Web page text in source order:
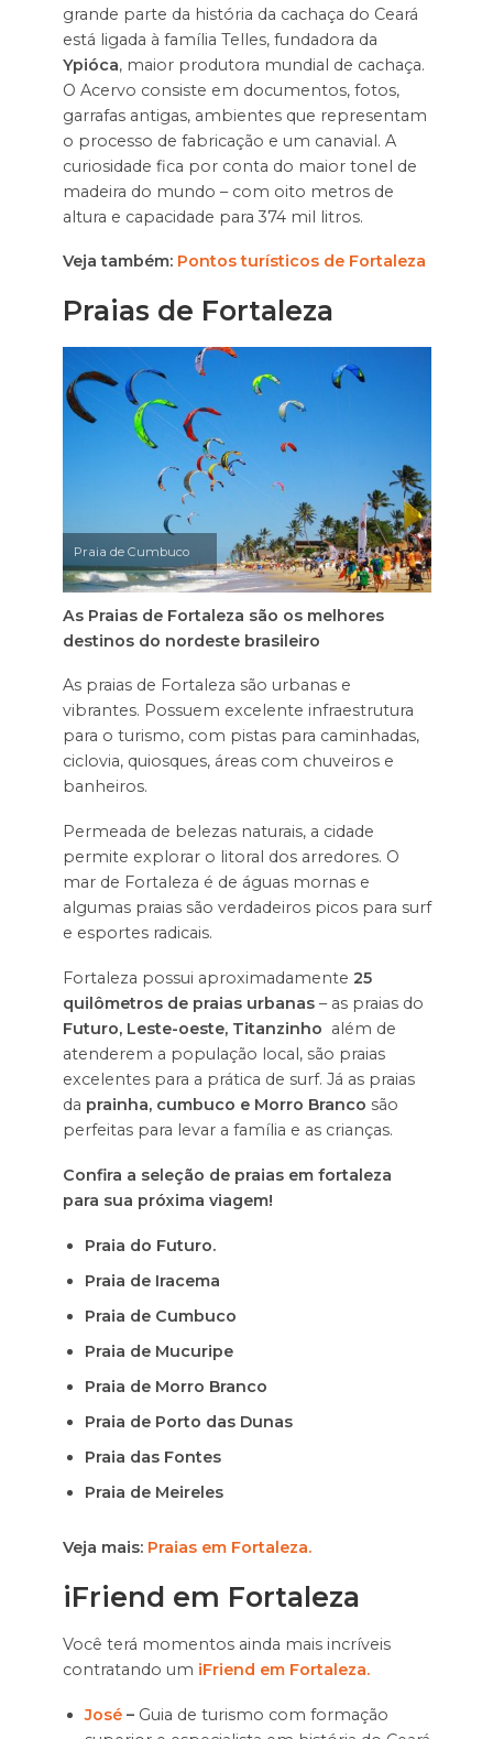
grande parte da história da cachaça do Ceará
está ligada à família Telles, fundadora da
Ypióca, maior produtora mundial de cachaça.
O Acervo consiste em documentos, fotos,
garrafas antigas, ambientes que representam
o processo de fabricação e um canavial. A
curiosidade fica por conta do maior tonel de
madeira do mundo – com oito metros de
altura e capacidade para 374 mil litros.
Veja também: Pontos turísticos de Fortaleza
Praias de Fortaleza
Praia de Cumbuco
As Praias de Fortaleza são os melhores
destinos do nordeste brasileiro
As praias de Fortaleza são urbanas e
vibrantes. Possuem excelente infraestrutura
para o turismo, com pistas para caminhadas,
ciclovia, quiosques, áreas com chuveiros e
banheiros.
Permeada de belezas naturais, a cidade
permite explorar o litoral dos arredores. O
mar de Fortaleza é de águas mornas e
algumas praias são verdadeiros picos para surf
e esportes radicais.
Fortaleza possui aproximadamente 25
quilômetros de praias urbanas– as praias do
Futuro, Leste-oeste, Titanzinho além de
atenderem a população local, são praias
excelentes para a prática de surf. Já as praias
da prainha, cumbuco e Morro Branco são
perfeitas para levar a família e as crianças.
Confira a seleção de praias em fortaleza
para sua próxima viagem!
Praia do Futuro.
Praia de Iracema
Praia de Cumbuco
Praia de Mucuripe
Praia de Morro Branco
Praia de Porto das Dunas
Praia das Fontes
Praia de Meireles
Veja mais: Praias em Fortaleza.
iFriend em Fortaleza
Você terá momentos ainda mais incríveis
contratando um iFriend em Fortaleza.
José– Guia de turismo com formação